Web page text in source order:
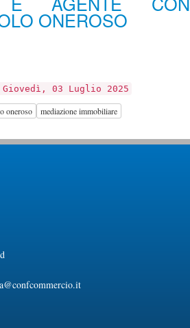
ONEROSO
03 Luglio 2025
oneroso
mediazione immobiliare